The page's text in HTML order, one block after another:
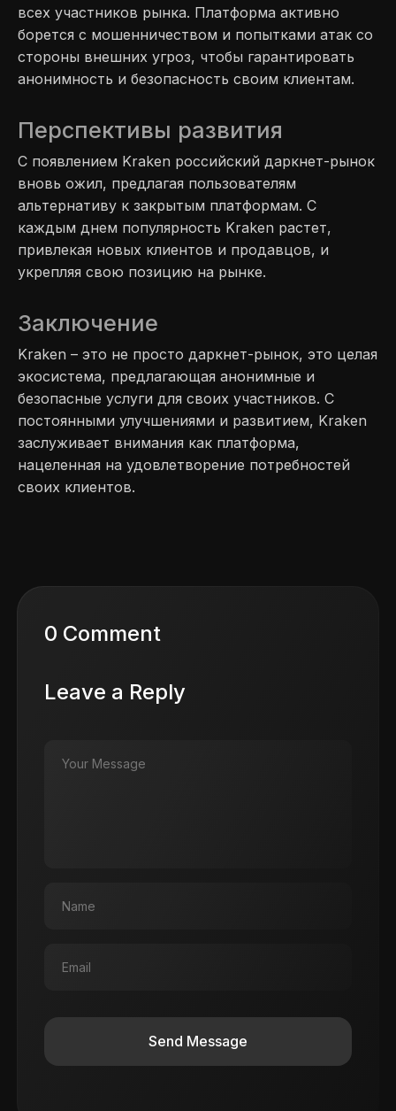
всех участников рынка. Платформа активно
борется с мошенничеством и попытками атак со
стороны внешних угроз, чтобы гарантировать
анонимность и безопасность своим клиентам.
Перспективы развития
С появлением Kraken российский даркнет-рынок
вновь ожил, предлагая пользователям
альтернативу к закрытым платформам. С
каждым днем популярность Kraken растет,
привлекая новых клиентов и продавцов, и
укрепляя свою позицию на рынке.
Заключение
Kraken – это не просто даркнет-рынок, это целая
экосистема, предлагающая анонимные и
безопасные услуги для своих участников. С
постоянными улучшениями и развитием, Kraken
заслуживает внимания как платформа,
нацеленная на удовлетворение потребностей
своих клиентов.
0 Comment
Leave a Reply
Send Message